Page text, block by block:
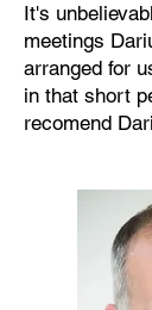
It's
meetings
arranged for
in that short
recomend